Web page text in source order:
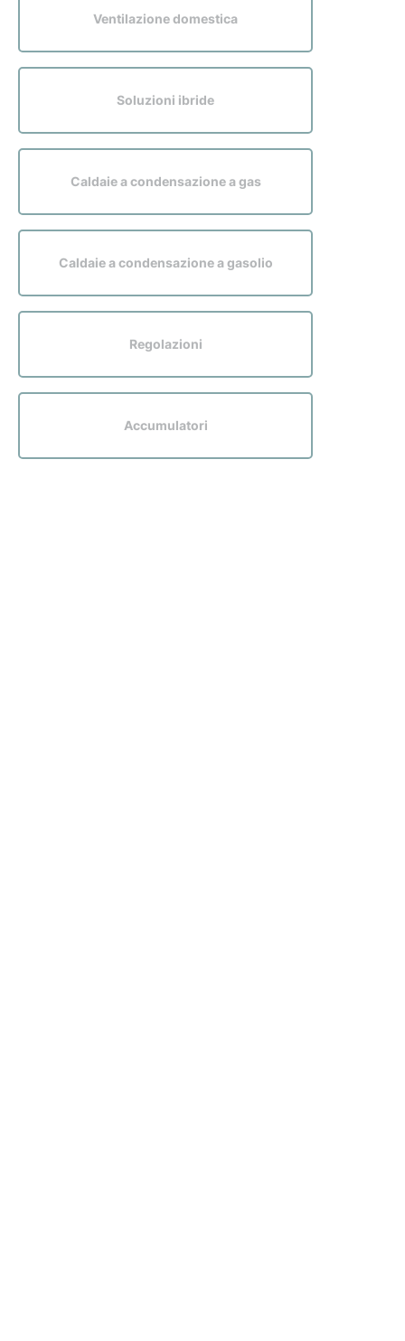
Ventilazione domestica
Soluzioni ibride
Caldaie a condensazione a gas
Caldaie a condensazione a gasolio
Regolazioni
Accumulatori